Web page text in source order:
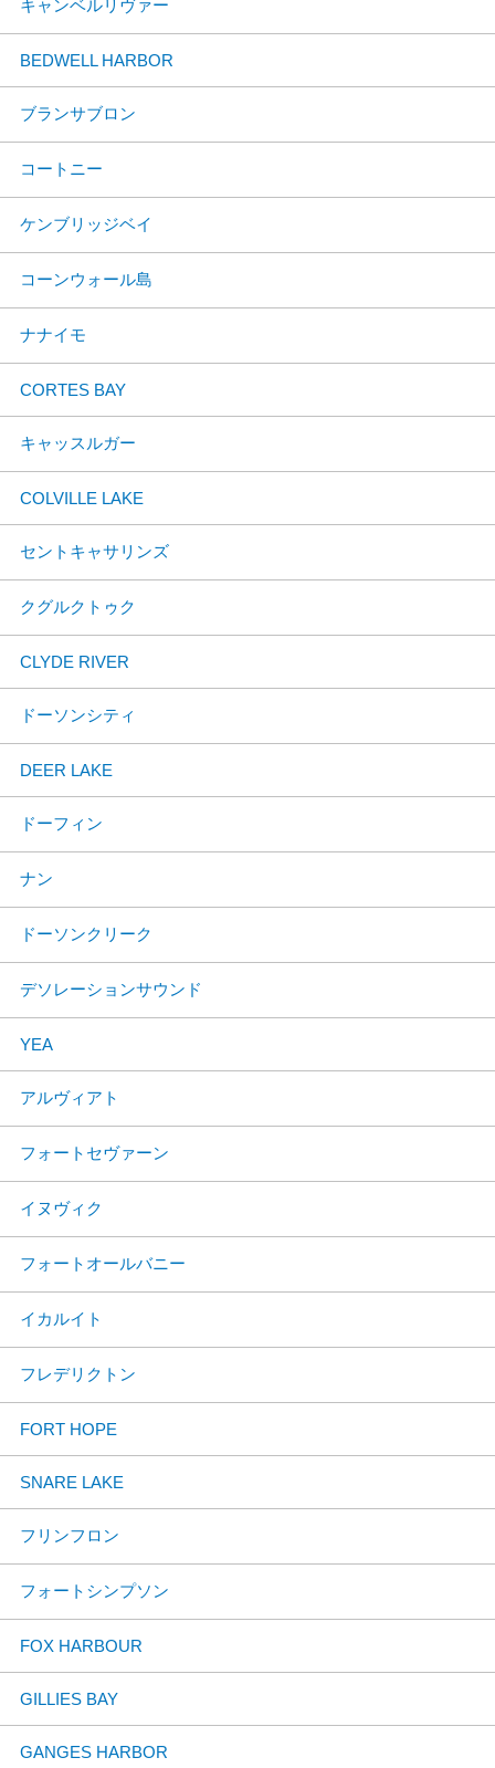
キャンベルリヴァー
BEDWELL HARBOR
ブランサブロン
コートニー
ケンブリッジベイ
コーンウォール島
ナナイモ
CORTES BAY
キャッスルガー
COLVILLE LAKE
セントキャサリンズ
クグルクトゥク
CLYDE RIVER
ドーソンシティ
DEER LAKE
ドーフィン
ナン
ドーソンクリーク
デソレーションサウンド
YEA
アルヴィアト
フォートセヴァーン
イヌヴィク
フォートオールバニー
イカルイト
フレデリクトン
FORT HOPE
SNARE LAKE
フリンフロン
フォートシンプソン
FOX HARBOUR
GILLIES BAY
GANGES HARBOR